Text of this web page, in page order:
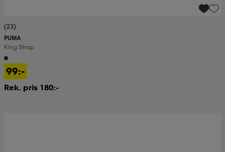
(23)
PUMA
King Strap
99:-
Rek. pris 180:-